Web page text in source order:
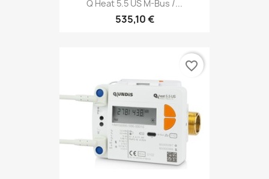
Q Heat 5.5 US M-Bus /...
535,10 €
favorite_border